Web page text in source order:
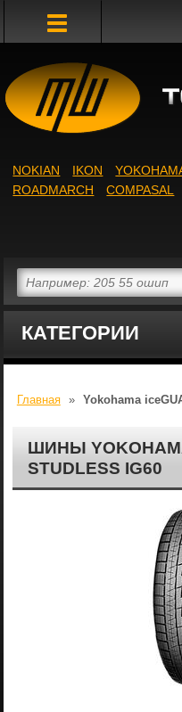
КАТЕГОРИИ
NOKIAN IKON
ROADMARCH
COMPASAL
Главная » Yokohama
ШИНЫ
STUDLESS IG60